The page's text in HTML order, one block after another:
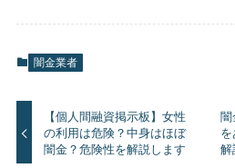
闇金業者
【個人間融資掲示板】女性
の利用は危険？中身はほぼ
闇金？危険性を解説します
闇
解